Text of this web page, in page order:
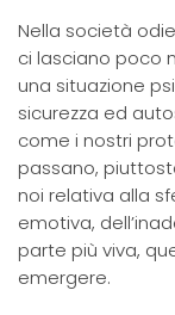
Nella società
ci lasciano poco
una situazione
sicurezza ed
come i nostri
passano,
noi relativa alla
emotiva,
parte più viva,
emergere.